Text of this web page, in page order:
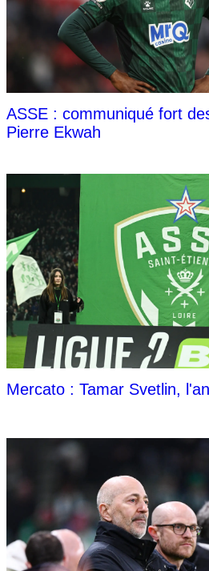
ASSE : communiqué fort
Pierre Ekwah
Mercato : Tamar Svetlin,